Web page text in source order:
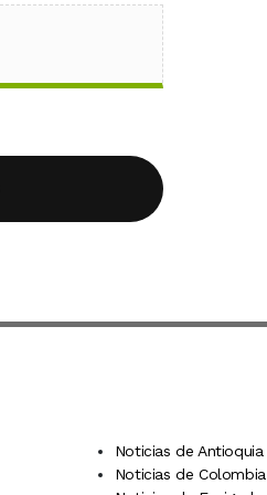
Noticias de Antioquia
Noticias de Colombia